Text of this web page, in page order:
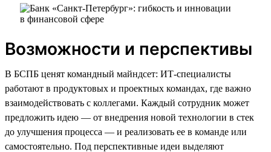
Возможности и перспективы
В БСПБ ценят командный майндсет: ИТ-специалисты
работают в продуктовых и проектных командах, где важно
взаимодействовать с коллегами. Каждый сотрудник может
предложить идею — от внедрения новой технологии в стек
до улучшения процесса — и реализовать ее в команде или
самостоятельно. Под перспективные идеи выделяют